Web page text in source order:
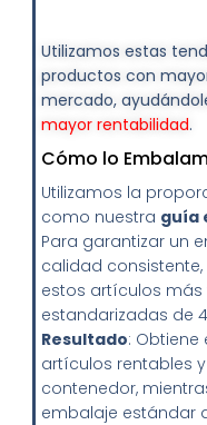
Utilizamos estas
productos con
mercado,
mayor rentabilidad.
Cómo lo
Utilizamos la
como nuestra guía
Para garantizar un
calidad
estos artículos
estandarizadas de
Resultado:
artículos rentables
contenedor,
embalaje estándar